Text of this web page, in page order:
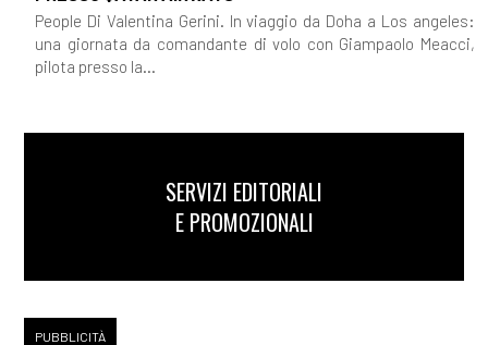
People Di Valentina Gerini. In viaggio da Doha a Los angeles:
una giornata da comandante di volo con Giampaolo Meacci,
pilota presso la...
SERVIZI EDITORIALI
E PROMOZIONALI
PUBBLICITÀ